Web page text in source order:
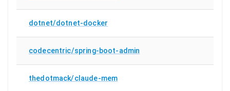
dotnet/dotnet-docker
codecentric/spring-boot-admin
thedotmack/claude-mem